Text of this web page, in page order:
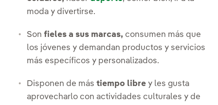
moda y divertirse.
Son fieles a sus marcas, consumen más que
los jóvenes y demandan productos y servicios
más específicos y personalizados.
Disponen de más tiempo libre y les gusta
aprovecharlo con actividades culturales y de